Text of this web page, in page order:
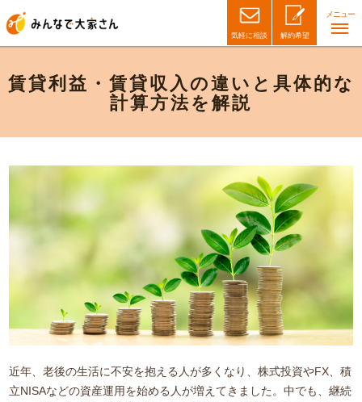
気軽に相談 解約希望
メニュー
賃貸利益・賃貸収入の違いと具体的な
計算方法を解説
近年、老後の生活に不安を抱える人が多くなり、株式投資やFX、積
立NISAなどの資産運用を始める人が増えてきました。中でも、継続